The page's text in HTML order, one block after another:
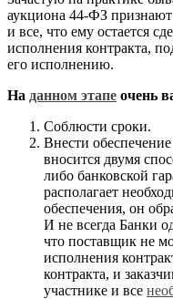
аукциона 44-ФЗ
и все, что ему остается
исполнения контракта,
его исполнению.
На данном этапе очень
Соблюсти сроки.
Внести
вносится двумя
либо банковской
располагает
обеспечения, он
И не всегда Банки
что поставщик не
исполнения
контракта, и
участнике и все